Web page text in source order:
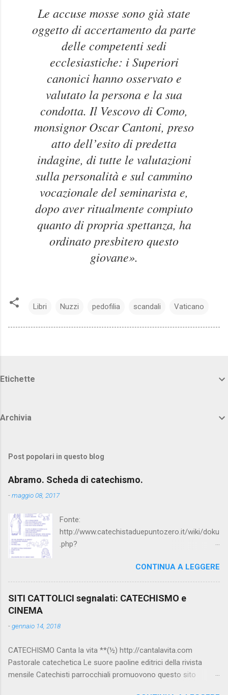
Le accuse mosse sono già state
oggetto di accertamento da parte
delle competenti sedi
ecclesiastiche: i Superiori
canonici hanno osservato e
valutato la persona e la sua
condotta. Il Vescovo di Como,
monsignor Oscar Cantoni, preso
atto dell’esito di predetta
indagine, di tutte le valutazioni
sulla personalità e sul cammino
vocazionale del seminarista e,
dopo aver ritualmente compiuto
quanto di propria spettanza, ha
ordinato presbitero questo
giovane».
Libri Nuzzi pedofilia scandali Vaticano
Etichette
Archivia
Post popolari in questo blog
Abramo. Scheda di catechismo.
-maggio 08, 2017
Fonte:
http://www.catechistaduepuntozero.it/wiki/doku
.php?
CONTINUA A LEGGERE
SITI CATTOLICI segnalati: CATECHISMO e
CINEMA
-gennaio 14, 2018
CATECHISMO Canta la vita **(½) http://cantalavita.com
Pastorale catechetica Le suore paoline editrici della rivista
mensile Catechisti parrocchiali promuovono questo sito